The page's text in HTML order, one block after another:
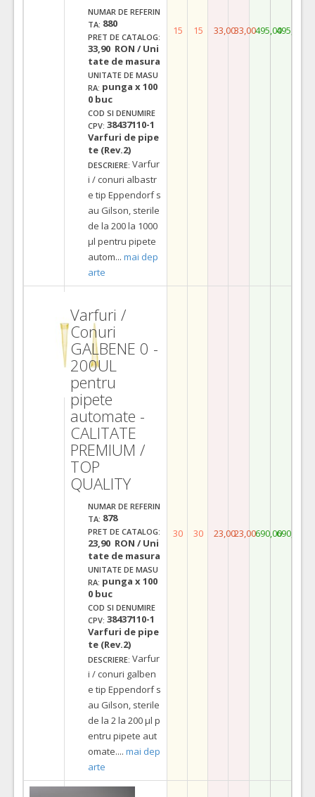
NUMAR DE REFERIN
TA: 880
PRET DE CATALOG:
33,90 RON / Uni
tate de masura
UNITATE DE MASU
RA: punga x 100
0 buc
COD SI DENUMIRE
CPV: 38437110-1
Varfuri de pipe
te (Rev.2)
DESCRIERE: Varfur
i / conuri albastr
e tip Eppendorf s
au Gilson, sterile
de la 200 la 1000
µl pentru pipete
autom... mai dep
arte
15 15 33,0033,00495,00495,00
Varfuri /
Conuri
GALBENE 0 -
200UL
pentru
pipete
automate -
CALITATE
PREMIUM /
TOP
QUALITY
NUMAR DE REFERIN
TA: 878
PRET DE CATALOG:
23,90 RON / Uni
tate de masura
UNITATE DE MASU
RA: punga x 100
0 buc
COD SI DENUMIRE
CPV: 38437110-1
Varfuri de pipe
te (Rev.2)
DESCRIERE: Varfur
i / conuri galben
e tip Eppendorf s
au Gilson, sterile
de la 2 la 200 µl p
entru pipete aut
omate.... mai dep
arte
30 30 23,0023,00690,00690,00